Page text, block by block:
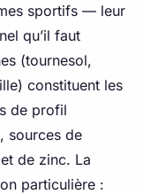
sportifs — leur
qu’il faut
(tournesol,
constituent les
de profil
sources de
de zinc. La
particulière :